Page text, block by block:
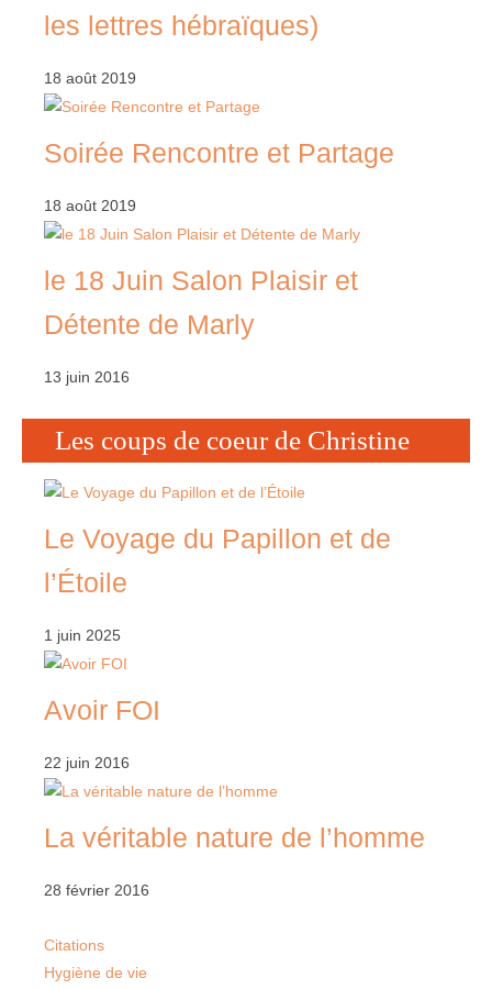
les lettres hébraïques)
18 août 2019
Soirée Rencontre et Partage
18 août 2019
le 18 Juin Salon Plaisir et
Détente de Marly
13 juin 2016
Les coups de coeur de Christine
Le Voyage du Papillon et de
l’Étoile
1 juin 2025
Avoir FOI
22 juin 2016
La véritable nature de l’homme
28 février 2016
Citations
Hygiène de vie